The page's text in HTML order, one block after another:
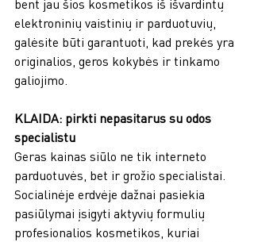
bent jau šios kosmetikos iš išvardintų
elektroninių vaistinių ir parduotuvių,
galėsite būti garantuoti, kad prekės yra
originalios, geros kokybės ir tinkamo
galiojimo.
KLAIDA: pirkti nepasitarus su odos
specialistu
Geras kainas siūlo ne tik interneto
parduotuvės, bet ir grožio specialistai.
Socialinėje erdvėje dažnai pasiekia
pasiūlymai įsigyti aktyvių formulių
profesionalios kosmetikos, kuriai